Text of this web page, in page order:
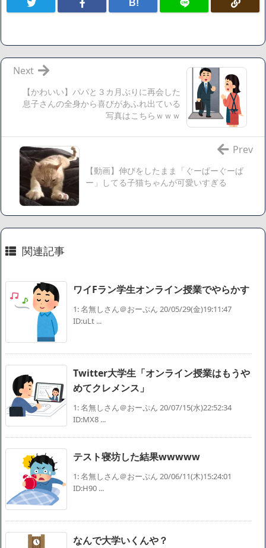
割減
【画像】さくまあきら「桃鉄の赤マスは実際に行ってみてク
【愕然】ワイ「豚バラ220gカリッカリになるまで焼いて重さ
調べたろww(2割3割減ったら御の字やろなあww)」→結
果・・・・・・・・・・・・・・・・・・・
【悲報】ジェネリック医薬品、4割が承認書と異なる製造だ
ったことが発覚「衝撃的な数字だ」
【速報】楽天グループ、減損損失約160億円と約700億円の繰
延税金資産の取崩し
【悲報】読売新聞、「避難所の自販機が壊されて窃盗され
B!
【かわいい】パパと３カ月ぶりに再会した
息子さんの全身から喜びがあふれ出ている
写真はこちらｗｗｗ
Next
【動画】伸びをしたまま「ぐーぱーぐーぱ
ー」してる子猫ちゃんが可愛いすぎる
Prev
関連記事
ワイFラン学生オンライン授業でやらかす
1: 名無しさん＠おーぷん 20/05/29(金)19:11:47
ID:uLt ...
Twitter大学生「オンライン授業はもうや
めてクレメンス」
1: 名無しさん＠おーぷん 20/07/15(水)22:52:34
ID:MX8 ...
テスト寝坊した結果wwwww
1: 名無しさん＠おーぷん 20/06/11(木)15:24:01
ID:H90 ...
なんで大学いくんや？